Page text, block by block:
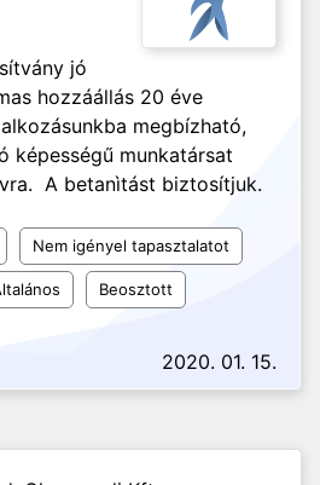
jó
hozzáállás 20 éve
megbízható,
képességű munkatársat
A betanìtást biztosítjuk.
Nem igényel tapasztalatot
Beosztott
2020. 01. 15.